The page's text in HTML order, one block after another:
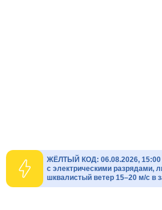
ЖЁЛТЫЙ КОД: 06.08.2026, 15:00
с электрическими разрядами,
шквалистый ветер 15–20 м/с в